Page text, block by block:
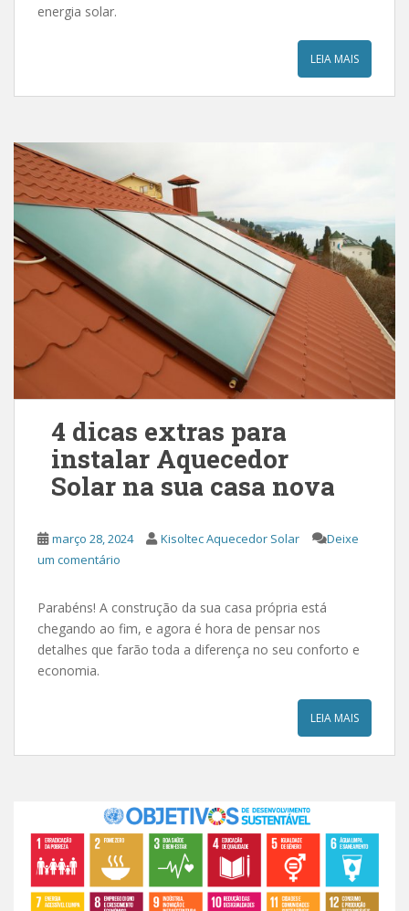
energia solar.
LEIA MAIS
4 dicas extras para
instalar Aquecedor
Solar na sua casa nova
março 28, 2024 Kisoltec Aquecedor Solar
Deixe
um comentário
Parabéns! A construção da sua casa própria está
chegando ao fim, e agora é hora de pensar nos
detalhes que farão toda a diferença no seu conforto e
economia.
LEIA MAIS